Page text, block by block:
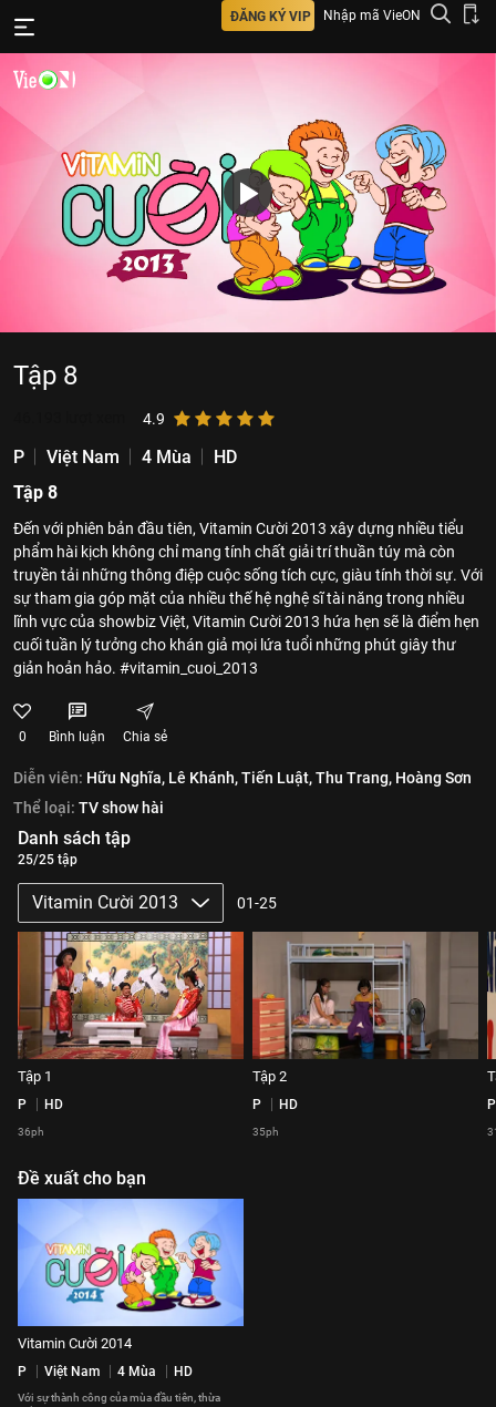
ĐĂNG KÝ VIP Nhập mã VieON
Tập 8
4.9
P Việt Nam 4 Mùa
HD
Tập 8
Đến với phiên bản đầu tiên, Vitamin Cười 2013 xây dựng nhiều tiểu
phẩm hài kịch không chỉ mang tính chất giải trí thuần túy mà còn
truyền tải những thông điệp cuộc sống tích cực, giàu tính thời sự. Với
sự tham gia góp mặt của nhiều thế hệ nghệ sĩ tài năng trong nhiều
lĩnh vực của showbiz Việt, Vitamin Cười 2013 hứa hẹn sẽ là điểm hẹn
cuối tuần lý tưởng cho khán giả mọi lứa tuổi những phút giây thư
giản hoản hảo. #vitamin_cuoi_2013
0 Bình luận Chia sẻ
Diễn viên: Hữu Nghĩa, Lê Khánh,Tiến Luật,Thu Trang, Hoàng Sơn
Thể loại: TV show hài
Danh sách tập
25/25 tập
Vitamin Cười 2013 01-25
Tập 1
P HD
36ph
Tập 2
P HD
35ph
P
Đề xuất cho bạn
Vitamin Cười 2014
P Việt Nam 4 Mùa HD
Với sự thành công của mùa đầu tiên, thừa